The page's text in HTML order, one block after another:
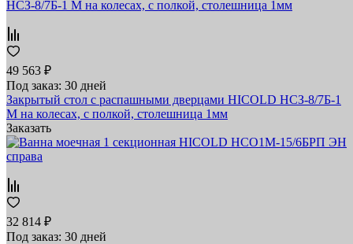
49 563 ₽
Под заказ: 30 дней
Закрытый стол с распашными дверцами HICOLD НСЗ-8/7Б-1
М на колесах, с полкой, столешница 1мм
Заказать
32 814 ₽
Под заказ: 30 дней